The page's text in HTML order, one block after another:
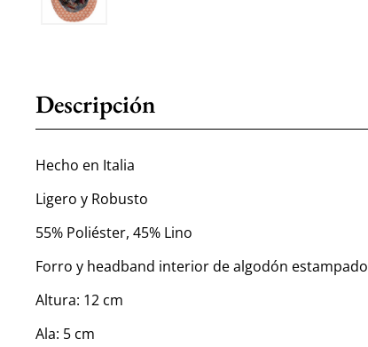
Descripción
Hecho en Italia
Ligero y Robusto
55% Poliéster, 45% Lino
Forro y headband interior de algodón estampado
Altura: 12 cm
Ala: 5 cm